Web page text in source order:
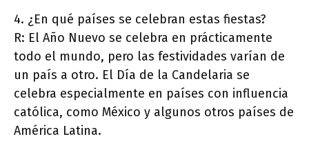
4. ¿En qué países se celebran estas fiestas?
R: El Año Nuevo se celebra en prácticamente
todo el mundo, pero las festividades varían de
un país a otro. El Día de la Candelaria se
celebra especialmente en países con influencia
católica, como México y algunos otros países de
América Latina.